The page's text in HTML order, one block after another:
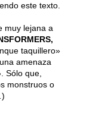
este texto.
muy lejana a
taquillero»
amenaza
Sólo que,
monstruos o